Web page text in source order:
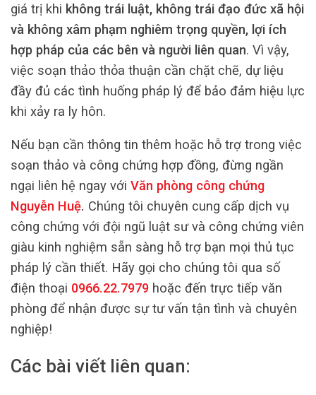
giá trị khi không trái luật, không trái đạo đức xã hội
và không xâm phạm nghiêm trọng quyền, lợi ích
hợp pháp của các bên và người liên quan. Vì vậy,
việc soạn thảo thỏa thuận cần chặt chẽ, dự liệu
đầy đủ các tình huống pháp lý để bảo đảm hiệu lực
khi xảy ra ly hôn.
Nếu bạn cần thông tin thêm hoặc hỗ trợ trong việc
soạn thảo và công chứng hợp đồng, đừng ngần
ngại liên hệ ngay với Văn phòng công chứng
Nguyễn Huệ. Chúng tôi chuyên cung cấp dịch vụ
công chứng với đội ngũ luật sư và công chứng viên
giàu kinh nghiệm sẵn sàng hỗ trợ bạn mọi thủ tục
pháp lý cần thiết. Hãy gọi cho chúng tôi qua số
điện thoại 0966.22.7979 hoặc đến trực tiếp văn
phòng để nhận được sự tư vấn tận tình và chuyên
nghiệp!
Các bài viết liên quan: